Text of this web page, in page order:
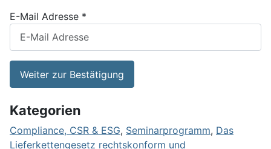
E-Mail Adresse *
Weiter zur Bestätigung
Kategorien
Compliance, CSR & ESG, Seminarprogramm, Das
Lieferkettengesetz rechtskonform und